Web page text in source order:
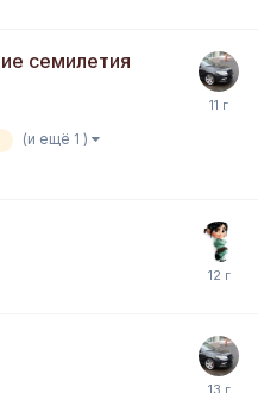
семилетия
(и ещё 1 )